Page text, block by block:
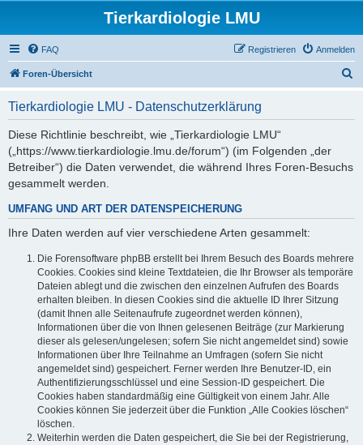
Tierkardiologie LMU
FAQ Anmelden
Registrieren
Foren-Übersicht
Tierkardiologie LMU - Datenschutzerklärung
Diese Richtlinie beschreibt, wie „Tierkardiologie LMU“
(„https://www.tierkardiologie.lmu.de/forum“) (im Folgenden „der
Betreiber“) die Daten verwendet, die während Ihres Foren-Besuchs
gesammelt werden.
UMFANG UND ART DER DATENSPEICHERUNG
Ihre Daten werden auf vier verschiedene Arten gesammelt:
Die Forensoftware phpBB erstellt bei Ihrem Besuch des Boards mehrere
Cookies. Cookies sind kleine Textdateien, die Ihr Browser als temporäre
Dateien ablegt und die zwischen den einzelnen Aufrufen des Boards
erhalten bleiben. In diesen Cookies sind die aktuelle ID Ihrer Sitzung
(damit Ihnen alle Seitenaufrufe zugeordnet werden können),
Informationen über die von Ihnen gelesenen Beiträge (zur Markierung
dieser als gelesen/ungelesen; sofern Sie nicht angemeldet sind) sowie
Informationen über Ihre Teilnahme an Umfragen (sofern Sie nicht
angemeldet sind) gespeichert. Ferner werden Ihre Benutzer-ID, ein
Authentifizierungsschlüssel und eine Session-ID gespeichert. Die
Cookies haben standardmäßig eine Gültigkeit von einem Jahr. Alle
Cookies können Sie jederzeit über die Funktion „Alle Cookies löschen“
löschen.
Weiterhin werden die Daten gespeichert, die Sie bei der Registrierung,